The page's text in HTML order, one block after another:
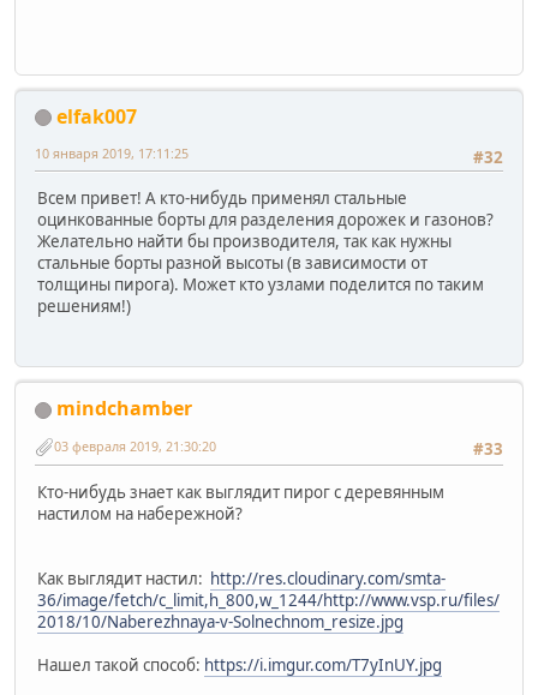
elfak007
#32
10 января 2019, 17:11:25
Всем привет! А кто-нибудь применял стальные
оцинкованные борты для разделения дорожек и газонов?
Желательно найти бы производителя, так как нужны
стальные борты разной высоты (в зависимости от
толщины пирога). Может кто узлами поделится по таким
решениям!)
mindchamber
#33
03 февраля 2019, 21:30:20
Кто-нибудь знает как выглядит пирог с деревянным
настилом на набережной?
Как выглядит настил: http://res.cloudinary.com/smta-
36/image/fetch/c_limit,h_800,w_1244/http://www.vsp.ru/files/
2018/10/Naberezhnaya-v-Solnechnom_resize.jpg
Нашел такой способ: https://i.imgur.com/T7yInUY.jpg